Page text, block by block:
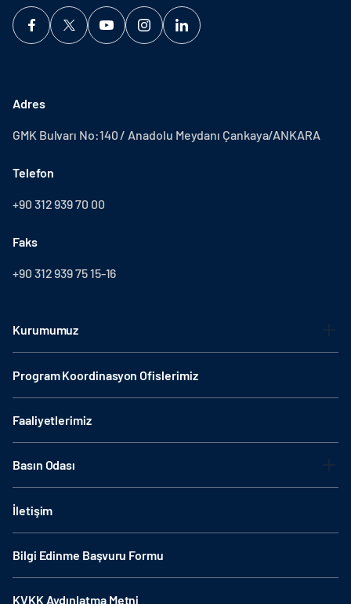
Adres
GMK Bulvarı No:140 / Anadolu Meydanı Çankaya/ANKARA
Telefon
+90 312 939 70 00
Faks
+90 312 939 75 15-16
Kurumumuz
Program Koordinasyon Ofislerimiz
Faaliyetlerimiz
Basın Odası
İletişim
Bilgi Edinme Başvuru Formu
KVKK Aydınlatma Metni